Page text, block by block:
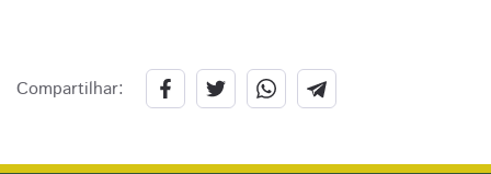
Compartilhar: